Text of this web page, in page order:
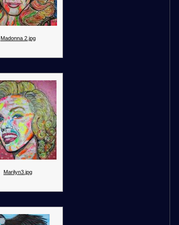
Madonna 2.jpg
Marilyn3.jpg